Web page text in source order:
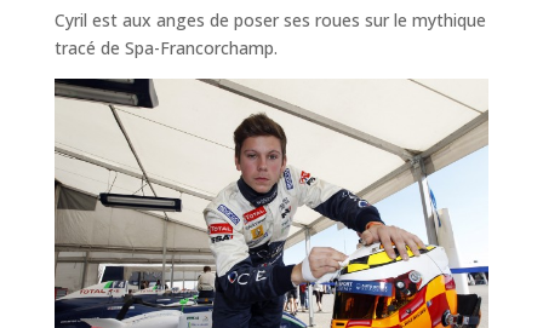
Cyril est aux anges de poser ses roues sur le mythique
tracé de Spa-Francorchamp.